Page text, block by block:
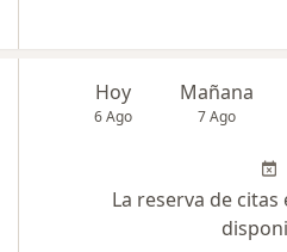
Hoy
6 Ago
Mañana
7 Ago
La reserva de